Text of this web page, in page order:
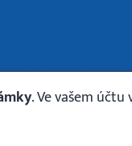
. Ve vašem